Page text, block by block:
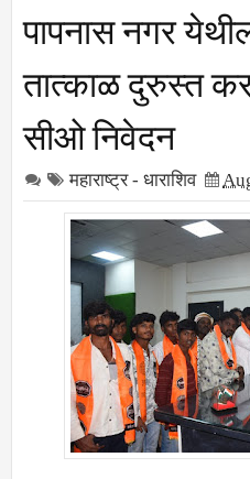
पापनास नगर
तात्काळ दुरुस्त
सीओ निवेदन
महाराष्ट्र - धाराशिव